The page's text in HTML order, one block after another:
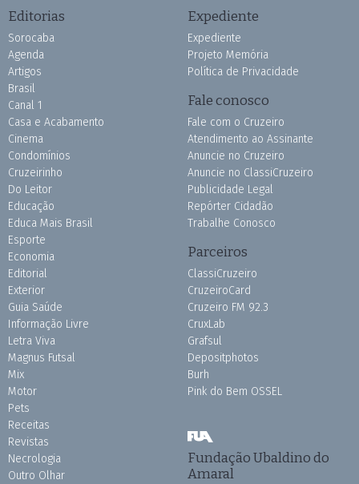
Editorias
Sorocaba
Agenda
Artigos
Brasil
Canal 1
Casa e Acabamento
Cinema
Condomínios
Cruzeirinho
Do Leitor
Educação
Educa Mais Brasil
Esporte
Economia
Editorial
Exterior
Guia Saúde
Informação Livre
Letra Viva
Magnus Futsal
Mix
Motor
Pets
Receitas
Revistas
Necrologia
Outro Olhar
Expediente
Expediente
Projeto Memória
Política de Privacidade
Fale conosco
Fale com o Cruzeiro
Atendimento ao Assinante
Anuncie no Cruzeiro
Anuncie no ClassiCruzeiro
Publicidade Legal
Repórter Cidadão
Trabalhe Conosco
Parceiros
ClassiCruzeiro
CruzeiroCard
Cruzeiro FM 92.3
CruxLab
Grafsul
Depositphotos
Burh
Pink do Bem OSSEL
Fundação Ubaldino do
Amaral